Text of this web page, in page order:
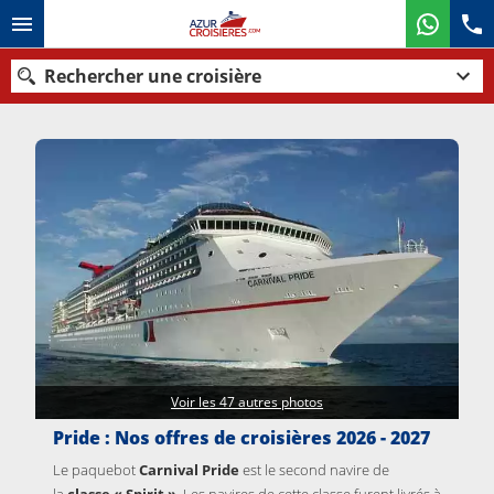
Rechercher une croisière
Nos destinations
Mois de départ
Ports Compagnies
Rechercher
Pride : Nos offres de croisières 2026 - 2027
Le paquebotCarnival Pride est le second navire de
Voir les 47 autres photos